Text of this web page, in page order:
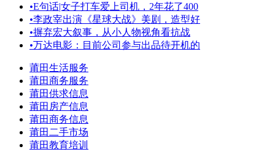
•E句话|女子打车爱上司机，2年花了400
•李政宰出演《星球大战》美剧，造型好
•摒弃宏大叙事，从小人物视角看抗战
•万达电影：目前公司参与出品待开机的
莆田生活服务
莆田商务服务
莆田供求信息
莆田房产信息
莆田商务信息
莆田二手市场
莆田教育培训